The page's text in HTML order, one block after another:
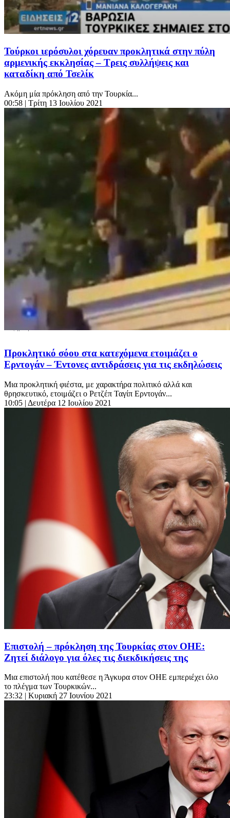
Τούρκοι ιερόσυλοι χόρευαν προκλητικά στην πύλη
αρμενικής εκκλησίας – Τρεις συλλήψεις και
καταδίκη από Τσελίκ
Ακόμη μία πρόκληση από την Τουρκία...
00:58 | Τρίτη 13 Ιουλίου 2021
Προκλητικό σόου στα κατεχόμενα ετοιμάζει ο
Ερντογάν – Έντονες αντιδράσεις για τις εκδηλώσεις
Μια προκλητική φιέστα, με χαρακτήρα πολιτικό αλλά και
θρησκευτικό, ετοιμάζει ο Ρετζέπ Ταγίπ Ερντογάν...
10:05 | Δευτέρα 12 Ιουλίου 2021
Επιστολή – πρόκληση της Τουρκίας στον ΟΗΕ:
Ζητεί διάλογο για όλες τις διεκδικήσεις της
Μια επιστολή που κατέθεσε η Άγκυρα στον ΟΗΕ εμπεριέχει όλο
το πλέγμα των Τουρκικών...
23:32 | Κυριακή 27 Ιουνίου 2021